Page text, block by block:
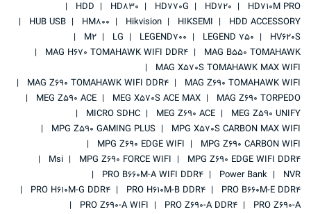
HD710M PRO
HD720
HD770G
HD830
HDD
HDD ACCESSORY
HIKSEMI
Hikvision
HM800
HUB USB
HV620S
LEGEND 750
LEGEND700
LG
M2
MAG B550 TOMAHAWK
MAG H670 TOMAHAWK WIFI DDR4
MAG X570S TOMAHAWK MAX WIFI
MAG Z690 TOMAHAWK WIFI
MAG Z690 TOMAHAWK WIFI DDR4
MAG Z690 TORPEDO
MEG X570S ACE MAX
MEG Z590 ACE
MEG Z590 UNIFY
MEG Z690 ACE
MICRO SDHC
MPG X570S CARBON MAX WIFI
MPG Z590 GAMING PLUS
MPG Z690 CARBON WIFI
MPG Z690 EDGE WIFI
MPG Z690 EDGE WIFI DDR4
MPG Z690 FORCE WIFI
Msi
NVR
Power Bank
PRO B660M-A WIFI DDR4
PRO B660M-E DDR4
PRO H610M-B DDR4
PRO H610M-G DDR4
PRO Z690-A
PRO Z690-A DDR4
PRO Z690-A WIFI